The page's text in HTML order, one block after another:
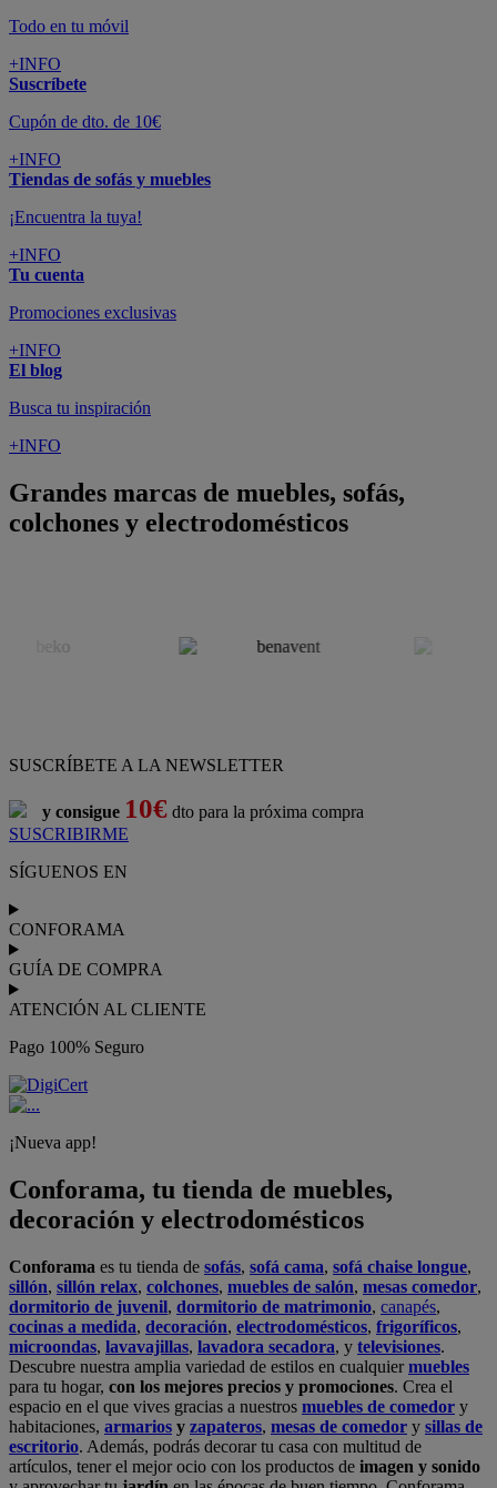
Todo en tu móvil
+INFO
Suscríbete
Cupón de dto. de 10€
+INFO
Tiendas de sofás y muebles
¡Encuentra la tuya!
+INFO
Tu cuenta
Promociones exclusivas
+INFO
El blog
Busca tu inspiración
+INFO
Grandes marcas de muebles, sofás,
colchones y electrodomésticos
SUSCRÍBETE A LA NEWSLETTER
y consigue 10€ dto para la próxima compra
SUSCRIBIRME
SÍGUENOS EN
CONFORAMA
GUÍA DE COMPRA
ATENCIÓN AL CLIENTE
Pago 100% Seguro
¡Nueva app!
Conforama, tu tienda de muebles,
decoración y electrodomésticos
Conforama es tu tienda de sofás, sofá cama, sofá chaise longue,
sillón, sillón relax, colchones, muebles de salón, mesas comedor,
dormitorio de juvenil, dormitorio de matrimonio, canapés,
cocinas a medida, decoración, electrodomésticos, frigoríficos,
microondas, lavavajillas, lavadora secadora, y televisiones.
Descubre nuestra amplia variedad de estilos en cualquiermuebles
para tu hogar, con los mejores precios y promociones. Crea el
espacio en el que vives gracias a nuestros muebles de comedor y
habitaciones, armarios y zapateros, mesas de comedor y sillas de
escritorio. Además, podrás decorar tu casa con multitud de
artículos, tener el mejor ocio con los productos de imagen y sonido